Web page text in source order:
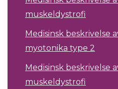
muskeldystrofi
Medisinsk beskrivelse
myotonika type 2
Medisinsk beskrivelse
muskeldystrofi